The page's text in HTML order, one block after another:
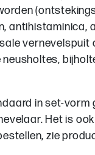
antihistaminica,
vernevelspuit
neusholtes,
in set-vorm
Het is
zie